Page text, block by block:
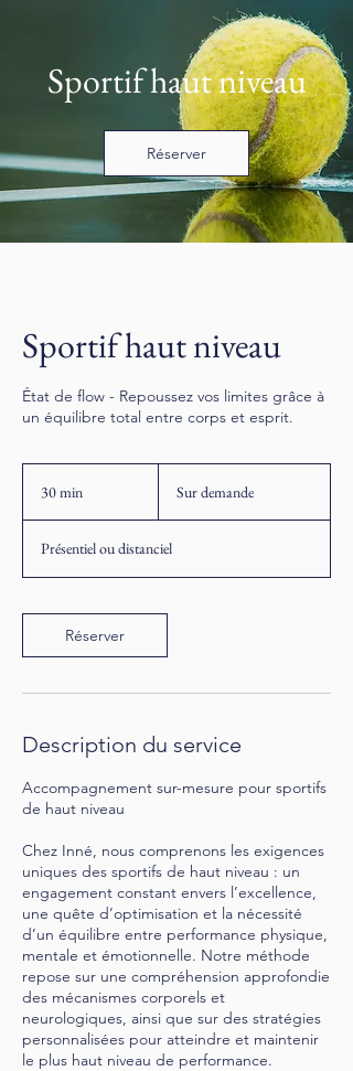
Sportif haut niveau
Réserver
Sportif haut niveau
État de flow - Repoussez vos limites grâce à
un équilibre total entre corps et esprit.
30 min
i
n
Sur demande
Présentiel ou distanciel
Réserver
Description du service
Accompagnement sur-mesure pour sportifs
de haut niveau
Chez Inné, nous comprenons les exigences
uniques des sportifs de haut niveau : un
engagement constant envers l’excellence,
une quête d’optimisation et la nécessité
d’un équilibre entre performance physique,
mentale et émotionnelle. Notre méthode
repose sur une compréhension approfondie
des mécanismes corporels et
neurologiques, ainsi que sur des stratégies
personnalisées pour atteindre et maintenir
le plus haut niveau de performance.